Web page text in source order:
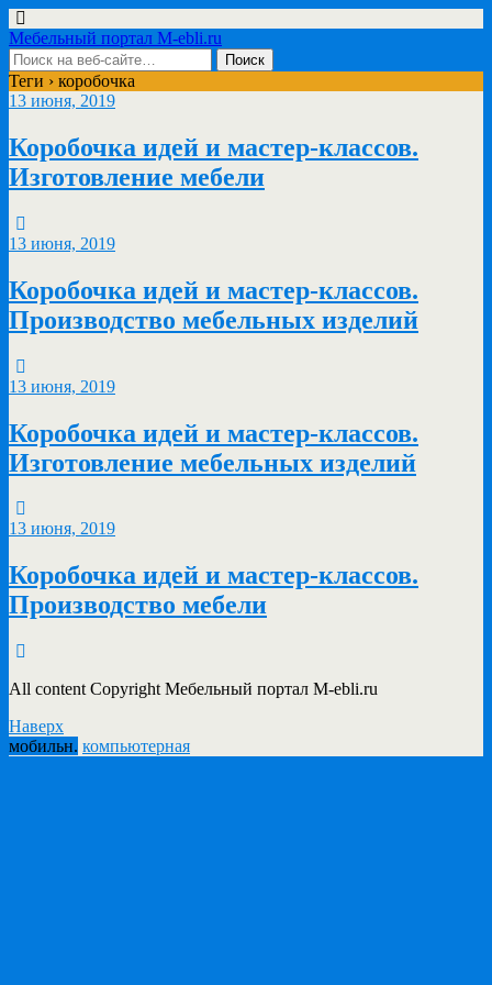
Мебельный портал M-ebli.ru
Теги › коробочка
13 июня, 2019
Коробочка идей и мастер-классов.
Изготовление мебели
13 июня, 2019
Коробочка идей и мастер-классов.
Производство мебельных изделий
13 июня, 2019
Коробочка идей и мастер-классов.
Изготовление мебельных изделий
13 июня, 2019
Коробочка идей и мастер-классов.
Производство мебели
All content Copyright Мебельный портал M-ebli.ru
Наверх
мобильн. компьютерная